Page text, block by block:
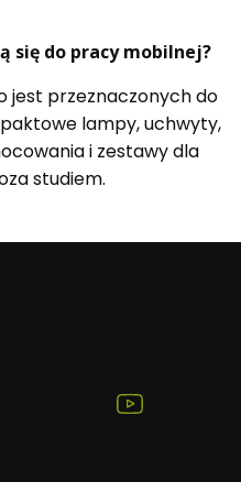
się do pracy mobilnej?
jest przeznaczonych do
lampy, uchwyty,
i zestawy dla
studiem.
(Otwiera